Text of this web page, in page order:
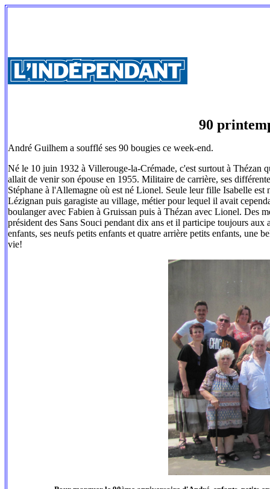
90
André Guilhem a soufflé ses 90 bougies ce week-end.
Né le 10 juin 1932 à Villerouge-la-Crémade, c'est surtout à Thézan
allait de venir son épouse en 1955. Militaire de carrière, ses
Stéphane à l'Allemagne où est né Lionel. Seule leur fille Isabelle
Lézignan puis garagiste au village, métier pour lequel il avait
boulanger avec Fabien à Gruissan puis à Thézan avec Lionel. Des
président des Sans Souci pendant dix ans et il participe toujours aux
enfants, ses neufs petits enfants et quatre arrière petits enfants, une
vie!